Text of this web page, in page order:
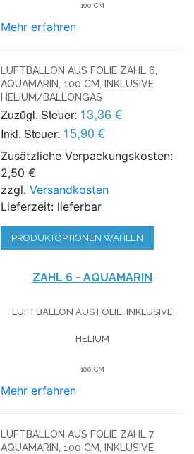
100 CM
Mehr erfahren
LUFTBALLON AUS FOLIE ZAHL 6,
AQUAMARIN, 100 CM, INKLUSIVE
HELIUM/BALLONGAS
Zuzügl. Steuer: 13,36 €
Inkl. Steuer: 15,90 €
Zusätzliche Verpackungskosten:
2,50 €
zzgl.Versandkosten
Lieferzeit: lieferbar
PRODUKTOPTIONEN WÄHLEN
ZAHL 6 - AQUAMARIN
LUFTBALLON AUS FOLIE, INKLUSIVE
HELIUM
100 CM
Mehr erfahren
LUFTBALLON AUS FOLIE ZAHL 7,
AQUAMARIN, 100 CM, INKLUSIVE